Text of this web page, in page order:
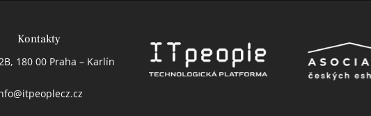
Kontakty
180 00 Praha – Karlín